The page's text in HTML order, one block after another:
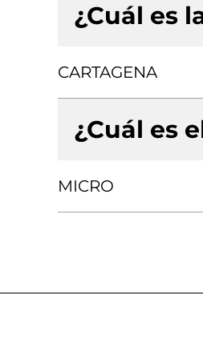
¿Cuál es
CARTAGENA
¿Cuál es
MICRO